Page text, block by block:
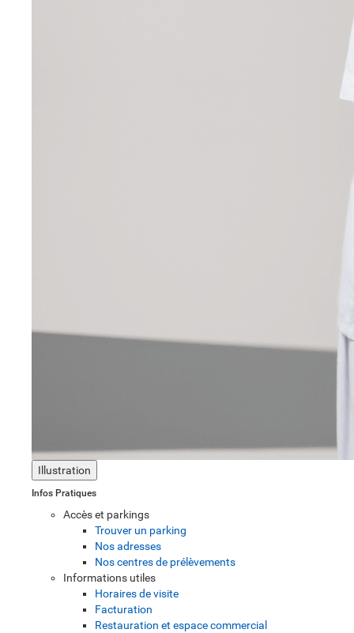
Illustration
Infos Pratiques
Accès et parkings
Trouver un parking
Nos adresses
Nos centres de prélèvements
Informations utiles
Horaires de visite
Facturation
Restauration et espace commercial